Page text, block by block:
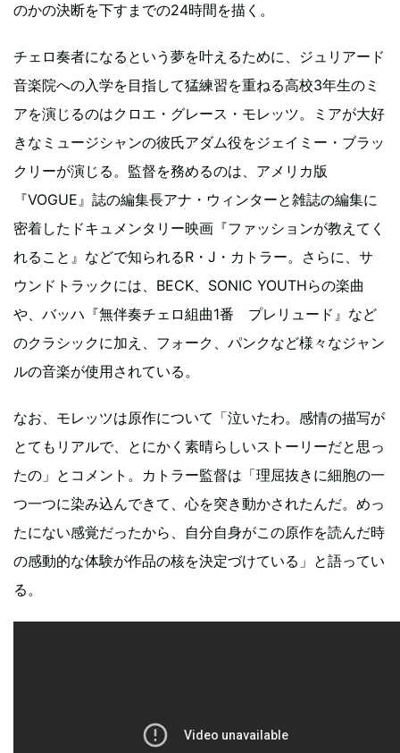
のかの決断を下すまでの24時間を描く。
チェロ奏者になるという夢を叶えるために、ジュリアード
音楽院への入学を目指して猛練習を重ねる高校3年生のミ
アを演じるのはクロエ・グレース・モレッツ。ミアが大好
きなミュージシャンの彼氏アダム役をジェイミー・ブラッ
クリーが演じる。監督を務めるのは、アメリカ版
『VOGUE』誌の編集長アナ・ウィンターと雑誌の編集に
密着したドキュメンタリー映画『ファッションが教えてく
れること』などで知られるR・J・カトラー。さらに、サ
ウンドトラックには、BECK、SONIC YOUTHらの楽曲
や、バッハ『無伴奏チェロ組曲1番 プレリュード』など
のクラシックに加え、フォーク、パンクなど様々なジャン
ルの音楽が使用されている。
なお、モレッツは原作について「泣いたわ。感情の描写が
とてもリアルで、とにかく素晴らしいストーリーだと思っ
たの」とコメント。カトラー監督は「理屈抜きに細胞の一
つ一つに染み込んできて、心を突き動かされたんだ。めっ
たにない感覚だったから、自分自身がこの原作を読んだ時
の感動的な体験が作品の核を決定づけている」と語ってい
る。